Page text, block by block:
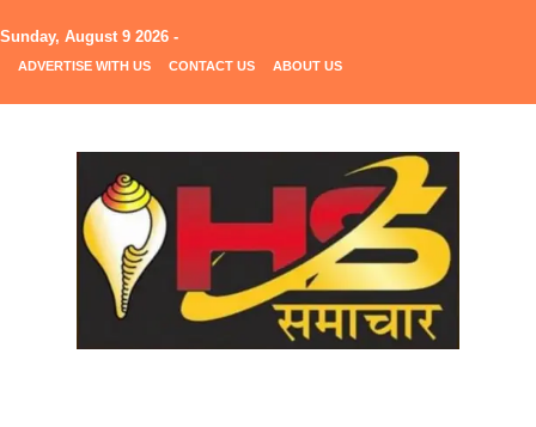
Sunday, August 9 2026 -
ADVERTISE WITH US CONTACT US ABOUT US